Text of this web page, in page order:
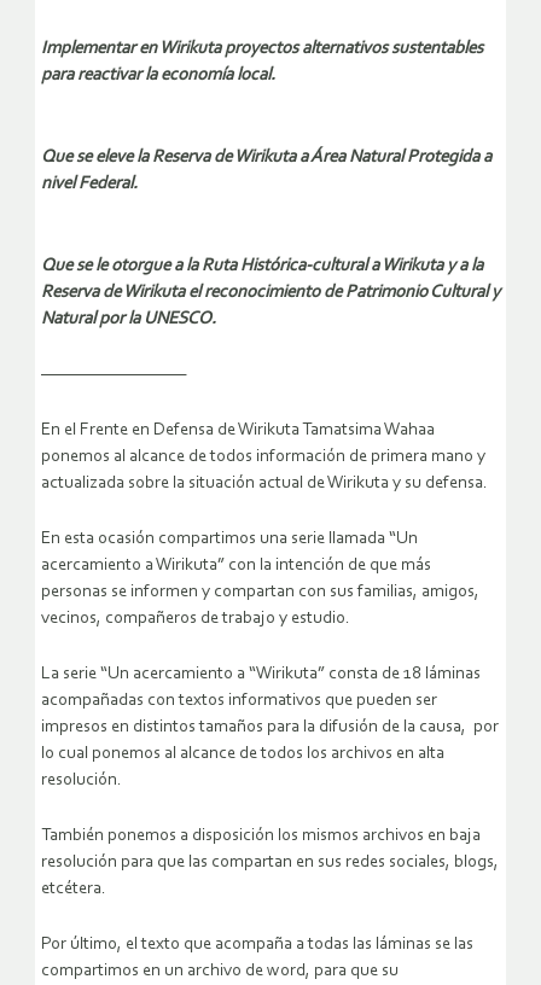
Implementar en Wirikuta proyectos alternativos sustentables
para reactivar la economía local.
Que se eleve la Reserva de Wirikuta a Área Natural Protegida a
nivel Federal.
Que se le otorgue a la Ruta Histórica-cultural a Wirikuta y a la
Reserva de Wirikuta el reconocimiento de Patrimonio Cultural y
Natural por la UNESCO.
——————————
En el Frente en Defensa de Wirikuta Tamatsima Wahaa
ponemos al alcance de todos información de primera mano y
actualizada sobre la situación actual de Wirikuta y su defensa.
En esta ocasión compartimos una serie llamada “Un
acercamiento a Wirikuta” con la intención de que más
personas se informen y compartan con sus familias, amigos,
vecinos, compañeros de trabajo y estudio.
La serie “Un acercamiento a “Wirikuta” consta de 18 láminas
acompañadas con textos informativos que pueden ser
impresos en distintos tamaños para la difusión de la causa, por
lo cual ponemos al alcance de todos los archivos en alta
resolución.
También ponemos a disposición los mismos archivos en baja
resolución para que las compartan en sus redes sociales, blogs,
etcétera.
Por último, el texto que acompaña a todas las láminas se las
compartimos en un archivo de word, para que su